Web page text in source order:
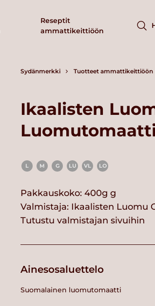
Reseptit
ammattikeittiöön
Sydänmerkki Tuotteet ammattikeittiöön
Ikaalisten
L M G LU VL LO
Pakkauskoko: 400g g
Valmistaja: Ikaalisten Luomu
Tutustu valmistajan sivuihin
Ainesosaluettelo
Suomalainen luomutomaatti